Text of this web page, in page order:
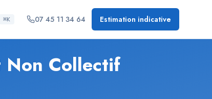
⌘K 07 45 11 34 64 Estimation indicative
Non Collectif